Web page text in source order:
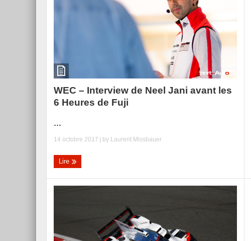
WEC – Interview de Neel Jani avant les
6 Heures de Fuji
...
14 octobre 2017 | by Laurent Missbauer
Lire
Essai – Morgan Supersport